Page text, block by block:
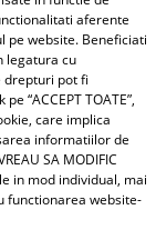
aferente
pe website. Beneficiati
legatura cu
drepturi pot fi
pe “ACCEPT TOATE”,
care implica
informatiilor de
SA MODIFIC
in mod individual, mai
functionarea website-